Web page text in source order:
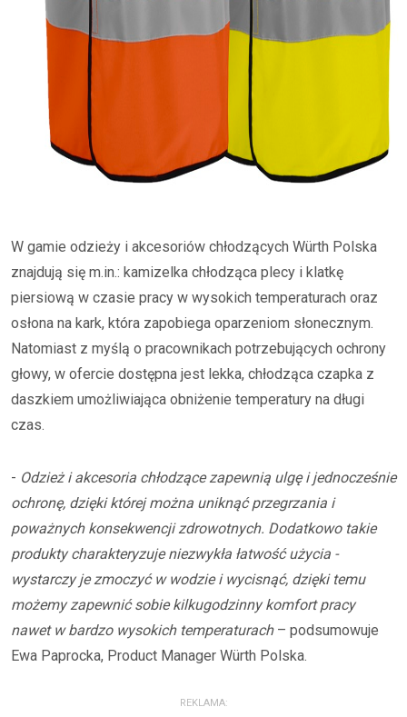
W gamie odzieży i akcesoriów chłodzących Würth Polska
znajdują się m.in.: kamizelka chłodząca plecy i klatkę
piersiową w czasie pracy w wysokich temperaturach oraz
osłona na kark, która zapobiega oparzeniom słonecznym.
Natomiast z myślą o pracownikach potrzebujących ochrony
głowy, w ofercie dostępna jest lekka, chłodząca czapka z
daszkiem umożliwiająca obniżenie temperatury na długi
czas.
- Odzież i akcesoria chłodzące zapewnią ulgę i jednocześnie
ochronę, dzięki której można uniknąć przegrzania i
poważnych konsekwencji zdrowotnych. Dodatkowo takie
produkty charakteryzuje niezwykła łatwość użycia -
wystarczy je zmoczyć w wodzie i wycisnąć, dzięki temu
możemy zapewnić sobie kilkugodzinny komfort pracy
nawet w bardzo wysokich temperaturach– podsumowuje
Ewa Paprocka, Product Manager Würth Polska.
REKLAMA: